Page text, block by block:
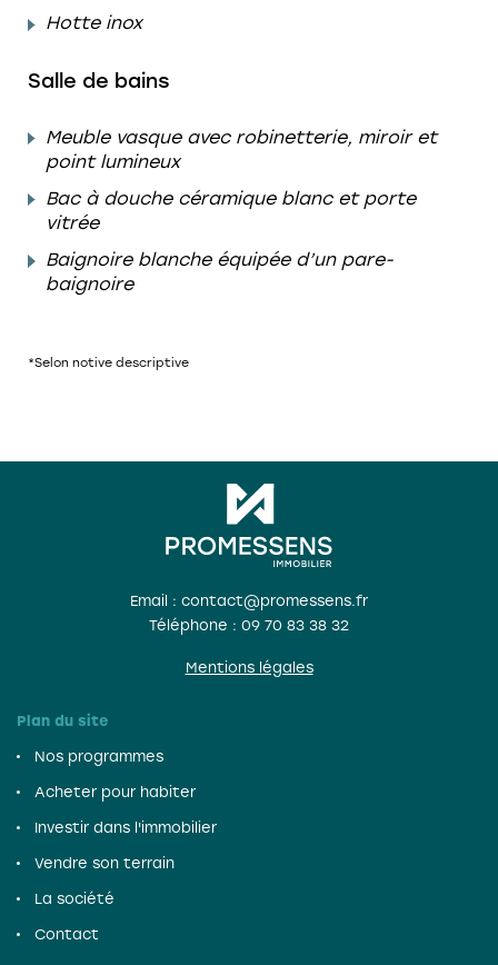
Hotte inox
Salle de bains
Meuble vasque avec robinetterie, miroir et
point lumineux
Bac à douche céramique blanc et porte
vitrée
Baignoire blanche équipée d’un pare-
baignoire
*Selon notive descriptive
Email : contact@promessens.fr
Téléphone : 09 70 83 38 32
Mentions légales
Plan du site
Nos programmes
Acheter pour habiter
Investir dans l'immobilier
Vendre son terrain
La société
Contact